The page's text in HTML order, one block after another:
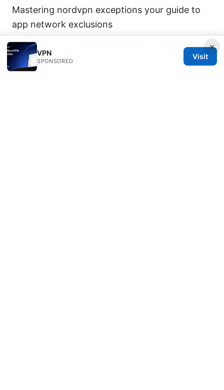
Mastering nordvpn exceptions your guide to
app network exclusions
Super vpn free 守护你的网络世界：完整指南、实
用评测与选择要点
×
VPN
SPONSORED
Visit